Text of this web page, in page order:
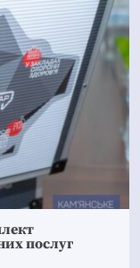
послуг